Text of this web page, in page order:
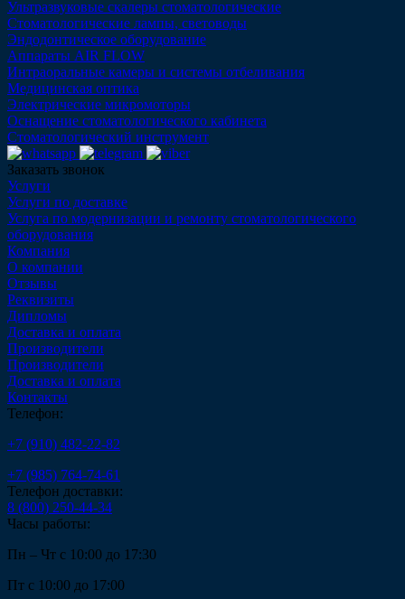
Ультразвуковые скалеры стоматологические
Стоматологические лампы, световоды
Эндодонтическое оборудование
Аппараты AIR FLOW
Интраоральные камеры и системы отбеливания
Медицинская оптика
Электрические микромоторы
Оснащение стоматологического кабинета
Стоматологический инструмент
Заказать звонок
Услуги
Услуги по доставке
Услуга по модернизации и ремонту стоматологического
оборудования
Компания
О компании
Отзывы
Реквизиты
Дипломы
Доставка и оплата
Производители
Производители
Доставка и оплата
Контакты
Телефон:
+7 (910) 482-22-82
+7 (985) 764-74-61
Телефон доставки:
8 (800) 250-44-34
Часы работы:
Пн – Чт с 10:00 до 17:30
Пт с 10:00 до 17:00